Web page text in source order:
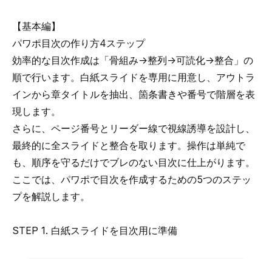
【基本編】
パワポ目次の作り方4ステップ
効率的な目次作成は「骨組み→整列→可読化→整合」の
順で行います。白紙スライドを専用に用意し、アウトラ
インから章タイトルを抽出、箇条書きや番号で階層を表
現します。
さらに、ページ番号とリーダー線で視線誘導を設計し、
最終的に全スライドと整合を取ります。操作は単純で
も、順序を守るだけでブレのない目次に仕上がります。
ここでは、パワポで目次を作成するための5つのステッ
プを解説します。
STEP 1. 白紙スライドを目次用に準備